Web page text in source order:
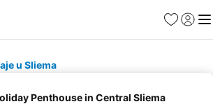
FavoritiPrijavi
u Sliema
Penthouse in Central Sliema